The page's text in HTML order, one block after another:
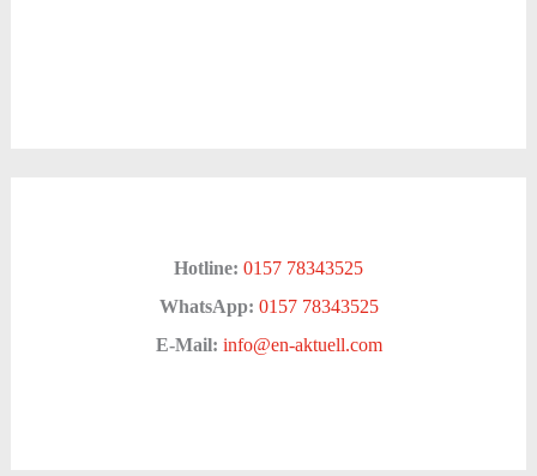
Hotline: 0157 78343525
WhatsApp: 0157 78343525
E-Mail: info@en-aktuell.com